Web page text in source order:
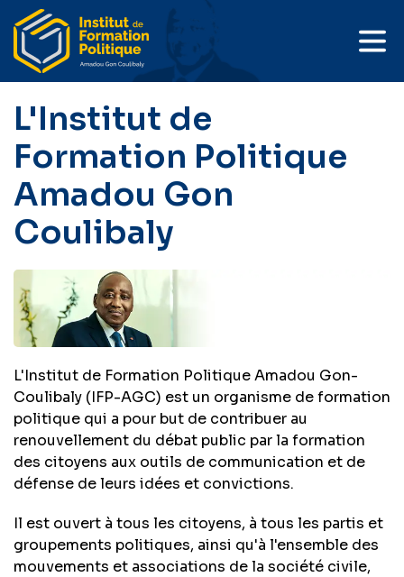
L'Institut de
Formation Politique
Amadou Gon
Coulibaly
L'Institut de Formation Politique Amadou Gon-
Coulibaly (IFP-AGC) est un organisme de formation
politique qui a pour but de contribuer au
renouvellement du débat public par la formation
des citoyens aux outils de communication et de
défense de leurs idées et convictions.
Il est ouvert à tous les citoyens, à tous les partis et
groupements politiques, ainsi qu'à l'ensemble des
mouvements et associations de la société civile,